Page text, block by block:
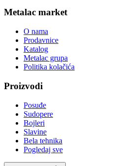
Metalac market
O nama
Prodavnice
Katalog
Metalac grupa
Politika kolačića
Proizvodi
Posuđe
Sudopere
Bojleri
Slavine
Bela tehnika
Pogledaj sve